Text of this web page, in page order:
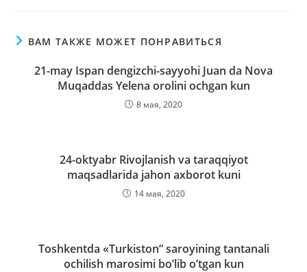
ВАМ ТАКЖЕ МОЖЕТ ПОНРАВИТЬСЯ
21-may Ispan dengizchi-sayyohi Juan da Nova
Muqaddas Yelena orolini ochgan kun
8 мая, 2020
24-oktyabr Rivojlanish va taraqqiyot
maqsadlarida jahon axborot kuni
14 мая, 2020
Toshkentda «Turkiston” saroyining tantanali
ochilish marosimi bo’lib o’tgan kun